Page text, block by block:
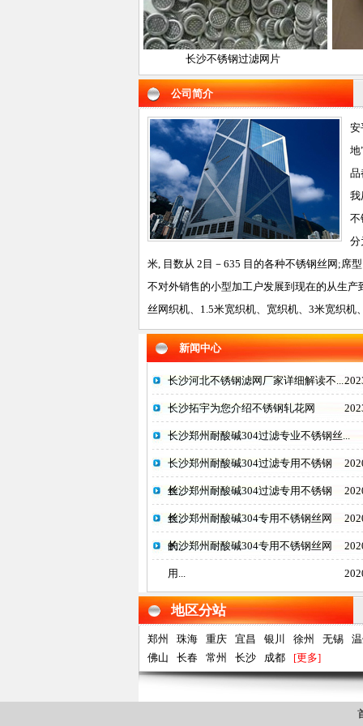
长沙不锈钢过滤网片
公司简介
安
地
品
我
不
分
米, 目数从 2目－635 目的各种不锈钢丝网;席
不对外销售的小型加工户发展到现在的从生
丝网织机、1.5米宽织机、宽织机、3米宽织机
新闻中心
长沙河北不锈钢滤网厂家详细解读不...
长沙拓宇为您介绍不锈钢轧花网
长沙郑州耐酸碱304过滤专业不锈钢丝...
长沙郑州耐酸碱304过滤专用不锈钢
丝...
长沙郑州耐酸碱304过滤专用不锈钢
丝...
长沙郑州耐酸碱304专用不锈钢丝网
的...
长沙郑州耐酸碱304专用不锈钢丝网
用...
地区分站
郑州 珠海 重庆 宜昌 银川 徐州 无锡
佛山
长春 常州 长沙 成都 [更多]